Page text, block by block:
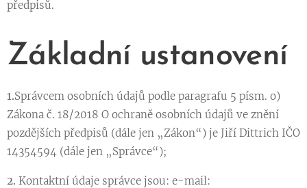
předpisů.
Základní ustanovení
1.Správcem osobních údajů podle paragrafu 5 písm. o)
Zákona č. 18/2018 O ochraně osobních údajů ve znění
pozdějších předpisů (dále jen „Zákon“) je Jiří Dittrich IČO
14354594 (dále jen „Správce“);
2. Kontaktní údaje správce jsou: e-mail: